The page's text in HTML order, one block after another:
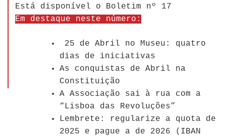
Está disponível o Boletim nº 17
Em destaque neste número:
25 de Abril no Museu: quatro
dias de iniciativas
As conquistas de Abril na
Constituição
A Associação sai à rua com a
“Lisboa das Revoluções”
Lembrete: regularize a quota de
2025 e pague a de 2026 (IBAN